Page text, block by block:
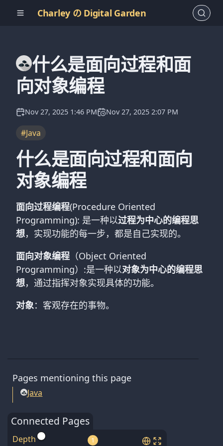
Charley の Digital Garden
什么是面向过程和面
向对象编程
Nov 27, 2025 1:46 PM Nov 27, 2025 2:07 PM
#Java
什么是面向过程和面向
对象编程
面向过程编程(Procedure Oriented
Programming): 是一种以过程为中心的编程思
想，实现功能的每一步，都是自己实现的。
面向对象编程 （Object Oriented
Programming）:是一种以对象为中心的编程思
想，通过指挥对象实现具体的功能。
对象：客观存在的事物。
Connected Pages
Depth 1
Pages mentioning this page
Java